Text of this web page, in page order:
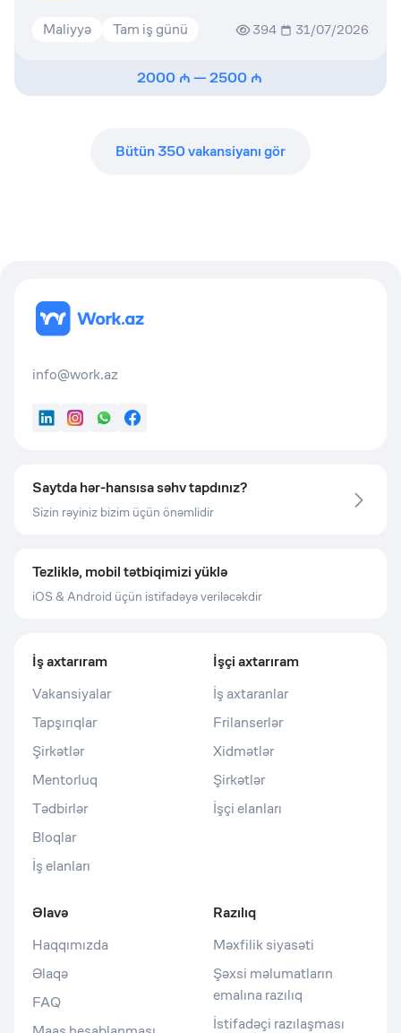
Maliyyə Tam iş günü 394 31/07/2026
2000 —2500
Bütün350vakansiyanı gör
info@work.az
LinkedInInstagram
WhatsApp
Facebook
Saytda hər-hansısa səhv tapdınız?
Sizin rəyiniz bizim üçün önəmlidir
Tezliklə, mobil tətbiqimizi yüklə
iOS & Android üçün istifadəyə veriləcəkdir
İş axtarıram
Vakansiyalar
Tapşırıqlar
Şirkətlər
Mentorluq
Tədbirlər
Bloqlar
İş elanları
İşçi axtarıram
İş axtaranlar
Frilanserlər
Xidmətlər
Şirkətlər
İşçi elanları
Əlavə
Haqqımızda
Əlaqə
FAQ
Razılıq
Məxfilik siyasəti
Şəxsi məlumatların
emalına razılıq
İstifadəçi razılaşması